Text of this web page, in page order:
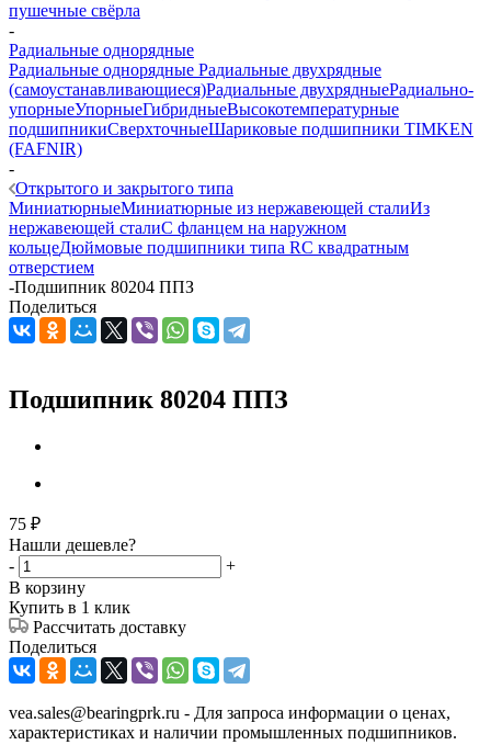
пушечные свёрла
-
Радиальные однорядные
Радиальные однорядные Радиальные двухрядные
(самоустанавливающиеся)Радиальные двухрядныеРадиально-
упорныеУпорныеГибридныеВысокотемпературные
подшипникиСверхточныеШариковые подшипники TIMKEN
(FAFNIR)
-
Открытого и закрытого типа
МиниатюрныеМиниатюрные из нержавеющей сталиИз
нержавеющей сталиС фланцем на наружном
кольцеДюймовые подшипники типа RС квадратным
отверстием
-Подшипник 80204 ППЗ
Поделиться
Подшипник 80204 ППЗ
75 ₽
Нашли дешевле?
-
+
В корзину
Купить в 1 клик
Рассчитать доставку
Поделиться
vea.sales@bearingprk.ru - Для запроса информации о ценах,
характеристиках и наличии промышленных подшипников.